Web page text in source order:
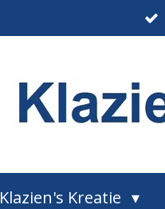
Klazien's Kreatie